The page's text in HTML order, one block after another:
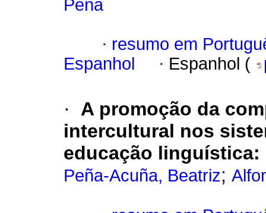
Peña
· resumo em
Espanhol
· Espanhol (
·
A promoção da
intercultural nos
educação
Peña-Acuña, Beatriz;